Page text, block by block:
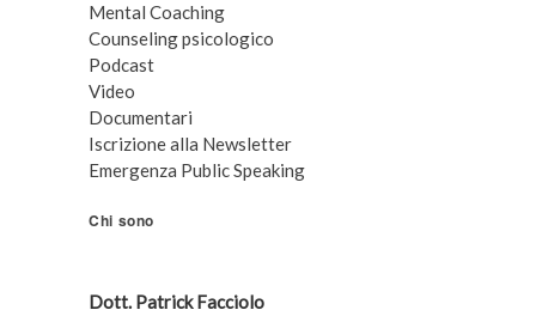
Mental Coaching
Counseling psicologico
Podcast
Video
Documentari
Iscrizione alla Newsletter
Emergenza Public Speaking
Chi sono
Dott. Patrick Facciolo